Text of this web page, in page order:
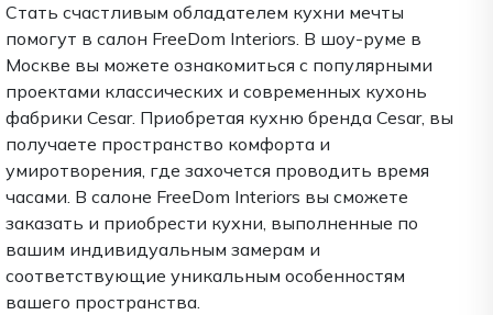
Стать счастливым обладателем кухни мечты
помогут в салон FreeDom Interiors. В шоу-руме в
Москве вы можете ознакомиться с популярными
проектами классических и современных кухонь
фабрики Cesar. Приобретая кухню бренда Cesar, вы
получаете пространство комфорта и
умиротворения, где захочется проводить время
часами. В салоне FreeDom Interiors вы сможете
заказать и приобрести кухни, выполненные по
вашим индивидуальным замерам и
соответствующие уникальным особенностям
вашего пространства.